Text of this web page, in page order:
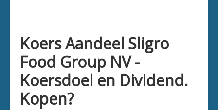
Koers Aandeel Sligro
Food Group NV -
Koersdoel en Dividend.
Kopen?